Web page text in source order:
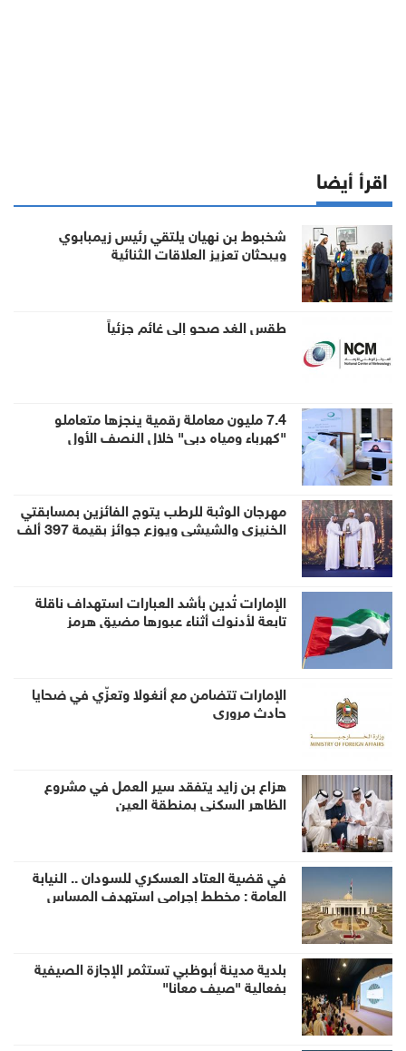
اقرأ أيضا
شخبوط بن نهيان يلتقي رئيس زيمبابوي
ويبحثان تعزيز العلاقات الثنائية
طقس الغد صحو إلى غائم جزئياً
7.4 مليون معاملة رقمية ينجزها متعاملو
"كهرباء ومياه دبي" خلال النصف الأول
مهرجان الوثبة للرطب يتوج الفائزين بمسابقتي
الخنيزي والشيشي ويوزع جوائز بقيمة 397 ألف
درهم
الإمارات تُدين بأشد العبارات استهداف ناقلة
تابعة لأدنوك أثناء عبورها مضيق هرمز
الإمارات تتضامن مع أنغولا وتعزّي في ضحايا
حادث مروري
هزاع بن زايد يتفقد سير العمل في مشروع
الظاهر السكني بمنطقة العين
في قضية العتاد العسكري للسودان .. النيابة
العامة : مخطط إجرامي استهدف المساس
بسيادة الدولة وأمنها والزج باسمها في صراع لا
بلدية مدينة أبوظبي تستثمر الإجازة الصيفية
بفعالية "صيف معانا"